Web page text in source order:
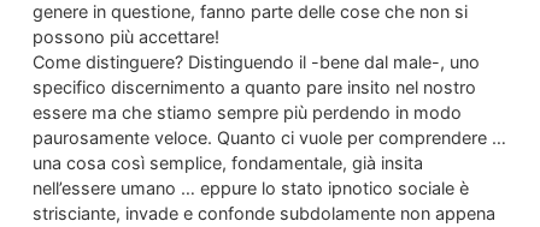
genere in questione, fanno parte delle cose che non si
possono più accettare!
Come distinguere? Distinguendo il -bene dal male-, uno
specifico discernimento a quanto pare insito nel nostro
essere ma che stiamo sempre più perdendo in modo
paurosamente veloce. Quanto ci vuole per comprendere …
una cosa così semplice, fondamentale, già insita
nell’essere umano … eppure lo stato ipnotico sociale è
strisciante, invade e confonde subdolamente non appena